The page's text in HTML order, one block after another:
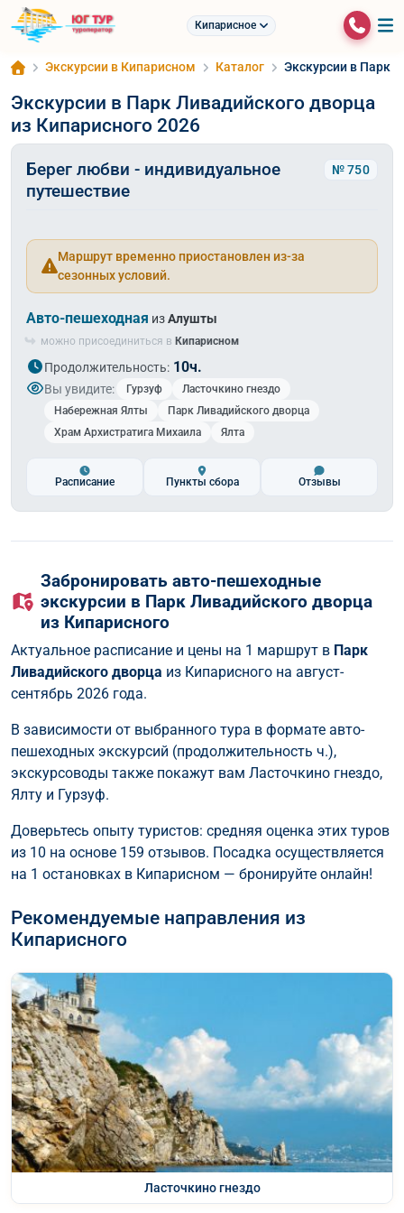
Кипарисное
Экскурсии в Кипарисном Каталог Экскурсии в Парк
Экскурсии в Парк Ливадийского дворца
из Кипарисного 2026
Берег любви - индивидуальное
путешествие
№ 750
Маршрут временно приостановлен из-за
сезонных условий.
Авто-пешеходная изАлушты
можно присоединиться в Кипарисном
Продолжительность: 10ч.
Вы увидите: Гурзуф
Ласточкино гнездо
Набережная Ялты
Парк Ливадийского дворца
Храм Архистратига Михаила
Ялта
Расписание Пункты сбора Отзывы
Забронировать авто-пешеходные
экскурсии в Парк Ливадийского дворца
из Кипарисного
Актуальное расписание и цены на 1 маршрут в Парк
Ливадийского дворца из Кипарисного на август-
сентябрь 2026 года.
В зависимости от выбранного тура в формате авто-
пешеходных экскурсий (продолжительность ч.),
экскурсоводы также покажут вам Ласточкино гнездо,
Ялту и Гурзуф.
Доверьтесь опыту туристов: средняя оценка этих туров
из 10 на основе 159 отзывов. Посадка осуществляется
на 1 остановках в Кипарисном — бронируйте онлайн!
Рекомендуемые направления из
Кипарисного
Ласточкино гнездо